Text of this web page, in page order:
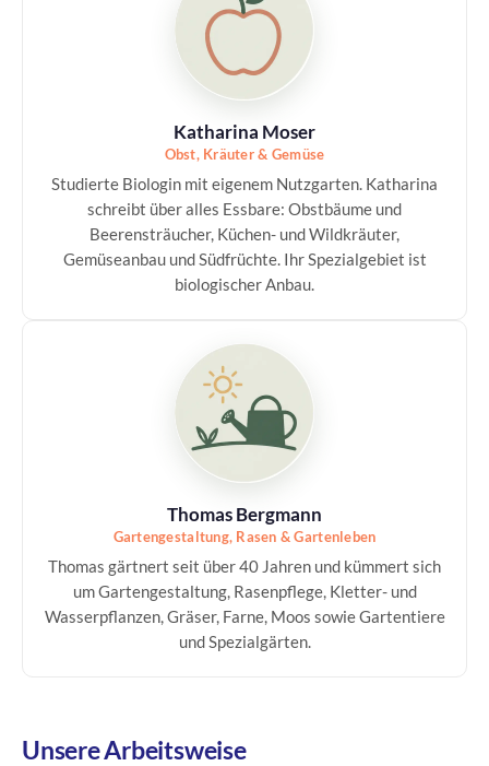
Katharina Moser
Obst, Kräuter & Gemüse
Studierte Biologin mit eigenem Nutzgarten. Katharina
schreibt über alles Essbare: Obstbäume und
Beerensträucher, Küchen- und Wildkräuter,
Gemüseanbau und Südfrüchte. Ihr Spezialgebiet ist
biologischer Anbau.
Thomas Bergmann
Gartengestaltung, Rasen & Gartenleben
Thomas gärtnert seit über 40 Jahren und kümmert sich
um Gartengestaltung, Rasenpflege, Kletter- und
Wasserpflanzen, Gräser, Farne, Moos sowie Gartentiere
und Spezialgärten.
Unsere Arbeitsweise